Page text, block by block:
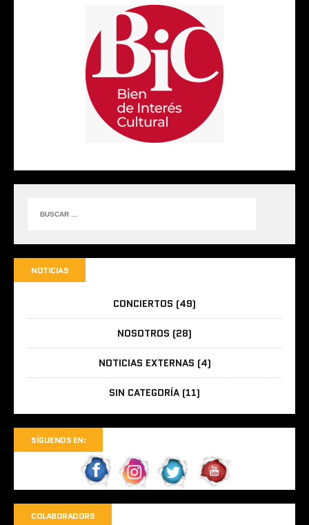
NOTICIAS
CONCIERTOS (49)
NOSOTROS (28)
NOTICIAS EXTERNAS (4)
SIN CATEGORÍA (11)
SÍGUENOS EN:
COLABORADORS